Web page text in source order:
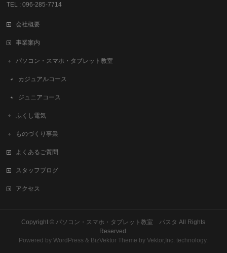
TEL : 096-285-7714
会社概要
事業案内
パソコン・スマホ・タブレット教室
カジュアルコース
ジュニアコース
ふくし電気
ものづくり事業
よくあるご質問
スタッフブログ
アクセス
Copyright ©パソコン・スマホ・タブレット教室 パスタ All Rights
Reserved.
Powered byWordPress & BizVektor Theme byVektor,Inc. technology.